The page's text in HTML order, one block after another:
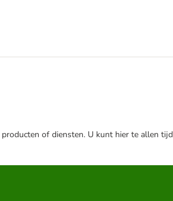
of diensten. U kunt hier te allen